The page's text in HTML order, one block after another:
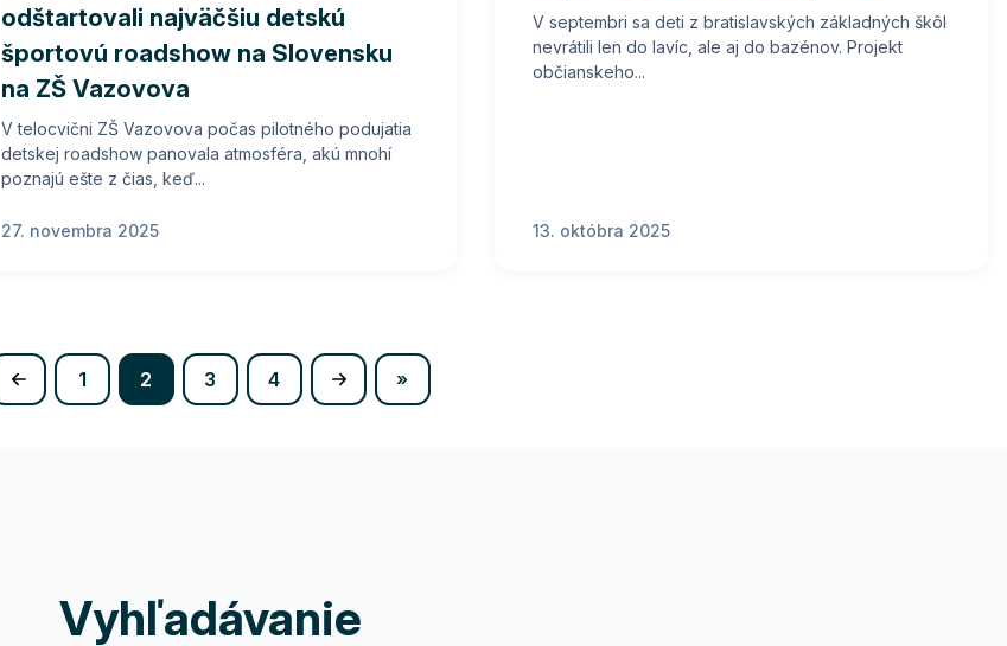
odštartovali najväčšiu detskú
športovú roadshow na Slovensku
na ZŠ Vazovova
V telocvični ZŠ Vazovova počas pilotného podujatia
detskej roadshow panovala atmosféra, akú mnohí
poznajú ešte z čias, keď...
27. novembra 2025
V septembri sa deti z bratislavských základných škôl
nevrátili len do lavíc, ale aj do bazénov. Projekt
občianskeho...
13. októbra 2025
1 2 (current)
3 4 »
Vyhľadávanie